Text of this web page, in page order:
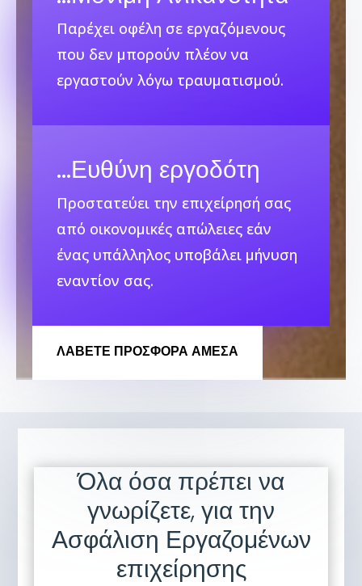
Παρέχει οφέλη σε εργαζόμενους
που δεν μπορούν πλέον να
εργαστούν λόγω τραυματισμού.
…Ευθύνη εργοδότη
Προστατεύει την επιχείρησή σας
από οικονομικές απώλειες εάν
ένας υπάλληλος υποβάλει μήνυση
εναντίον σας.
ΛΆΒΕΤΕ ΠΡΟΣΦΟΡΑ ΑΜΕΣΑ
Όλα όσα πρέπει να
γνωρίζετε, για την
Ασφάλιση Εργαζομένων
επιχείρησης